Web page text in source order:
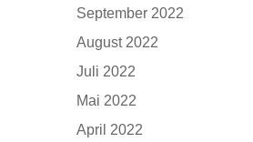
September 2022
August 2022
Juli 2022
Mai 2022
April 2022